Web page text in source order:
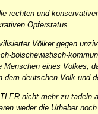
rechten und
Opferstatus.
Völker gegen
bolschewistisch-
Menschen eines Volkes,
deutschen Volk und
nicht mehr zu tadeln
weder die Urheber